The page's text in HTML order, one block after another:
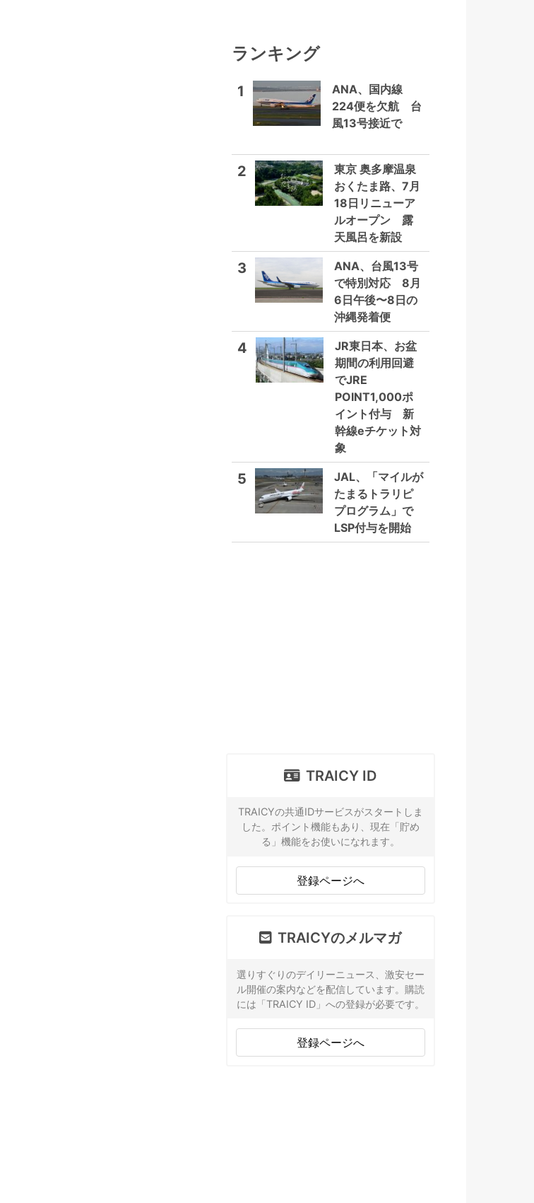
ランキング
1
ANA、国内線
224便を欠航 台
風13号接近で
2
東京 奥多摩温泉
おくたま路、7月
18日リニューア
ルオープン 露
天風呂を新設
3
ANA、台風13号
で特別対応 8月
6日午後〜8日の
沖縄発着便
4
JR東日本、お盆
期間の利用回避
でJRE
POINT1,000ポ
イント付与 新
幹線eチケット対
象
5
JAL、「マイルが
たまるトラリピ
プログラム」で
LSP付与を開始
TRAICY ID
TRAICYの共通IDサービスがスタートしま
した。ポイント機能もあり、現在「貯め
る」機能をお使いになれます。
登録ページへ
TRAICYのメルマガ
選りすぐりのデイリーニュース、激安セー
ル開催の案内などを配信しています。購読
には「TRAICY ID」への登録が必要です。
登録ページへ